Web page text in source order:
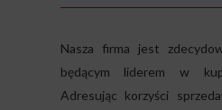
Nasza firma jest
będącym liderem w
Adresując korzyści